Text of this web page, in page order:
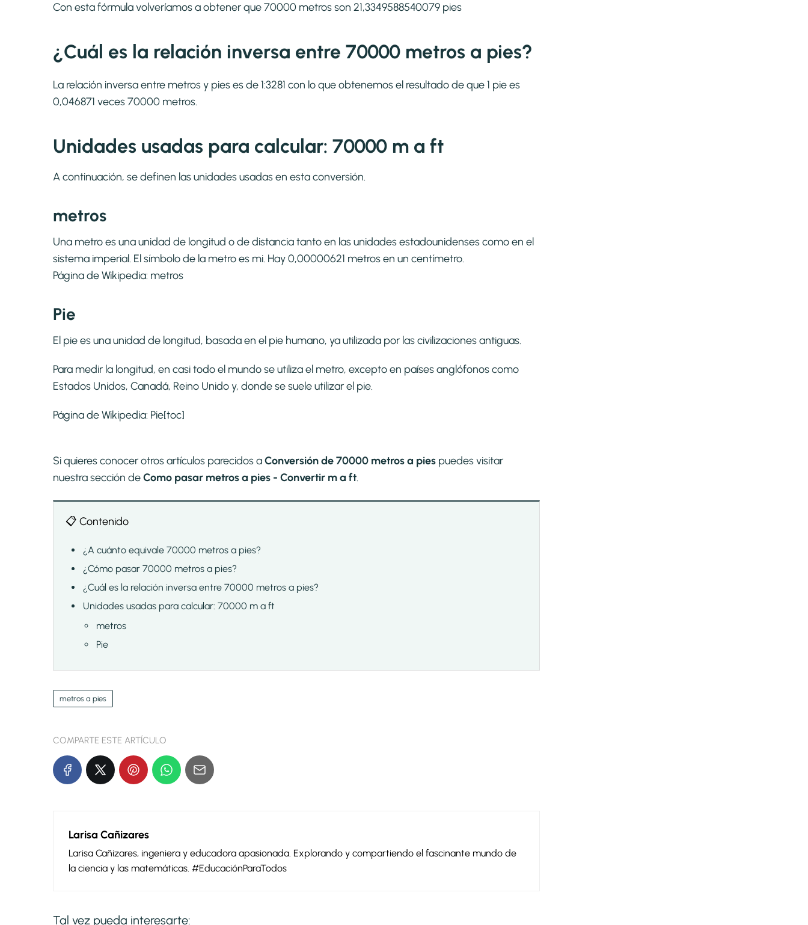
Con esta fórmula volveríamos a obtener que 70000 metros son 21,3349588540079 pies
¿Cuál es la relación inversa entre 70000 metros a pies?
La relación inversa entre metros y pies es de 1:3281 con lo que obtenemos el resultado de que 1 pie es
0,046871 veces 70000 metros.
Unidades usadas para calcular: 70000 m a ft
A continuación, se definen las unidades usadas en esta conversión.
metros
Una metro es una unidad de longitud o de distancia tanto en las unidades estadounidenses como en el
sistema imperial. El símbolo de la metro es mi. Hay 0,00000621 metros en un centímetro.
Página de Wikipedia: metros
Pie
El pie es una unidad de longitud, basada en el pie humano, ya utilizada por las civilizaciones antiguas.
Para medir la longitud, en casi todo el mundo se utiliza el metro, excepto en países anglófonos como
Estados Unidos, Canadá, Reino Unido y, donde se suele utilizar el pie.
Página de Wikipedia: Pie[toc]
Si quieres conocer otros artículos parecidos aConversión de 70000 metros a pies puedes visitar
nuestra sección deComo pasar metros a pies - Convertir m a ft.
📋 Contenido
¿A cuánto equivale 70000 metros a pies?
¿Cómo pasar 70000 metros a pies?
¿Cuál es la relación inversa entre 70000 metros a pies?
Unidades usadas para calcular: 70000 m a ft
metros
Pie
metros a pies
COMPARTE ESTE ARTÍCULO
Larisa Cañizares
Larisa Cañizares, ingeniera y educadora apasionada. Explorando y compartiendo el fascinante mundo de
la ciencia y las matemáticas. #EducaciónParaTodos
Tal vez pueda interesarte: